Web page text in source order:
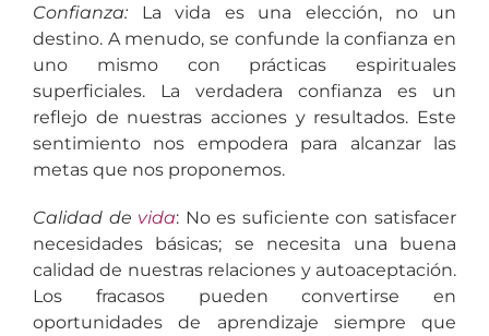
Confianza:La vida es una elección, no un
destino. A menudo, se confunde la confianza en
uno mismo con prácticas espirituales
superficiales. La verdadera confianza es un
reflejo de nuestras acciones y resultados. Este
sentimiento nos empodera para alcanzar las
metas que nos proponemos.
Calidad de vida: No es suficiente con satisfacer
necesidades básicas; se necesita una buena
calidad de nuestras relaciones y autoaceptación.
Los fracasos pueden convertirse en
oportunidades de aprendizaje siempre que